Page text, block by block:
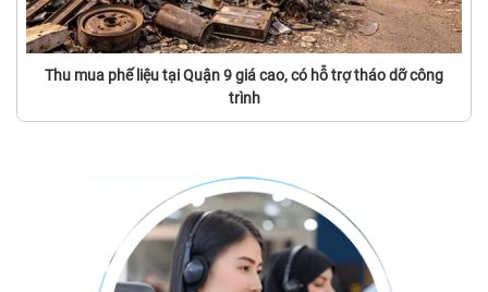
Thu mua phế liệu tại Quận 9 giá cao, có hỗ trợ tháo dỡ công
trình